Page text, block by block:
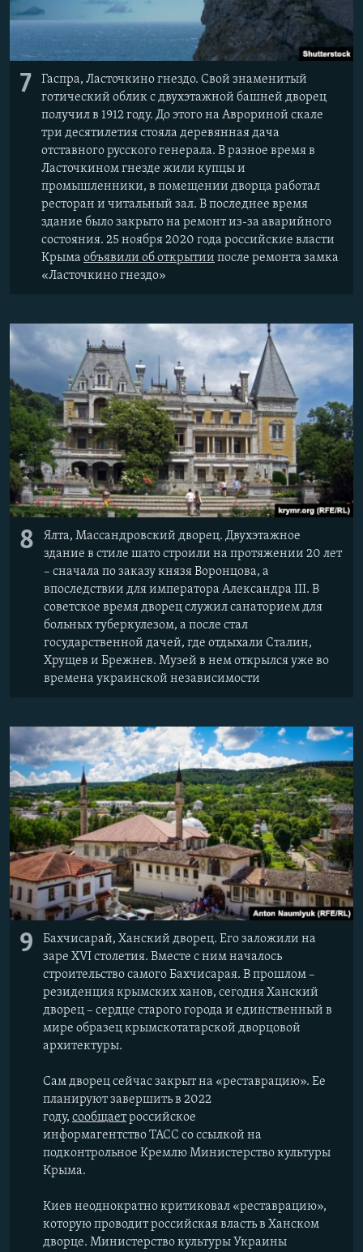
7
Гаспра, Ласточкино гнездо. Свой знаменитый
готический облик с двухэтажной башней дворец
получил в 1912 году. До этого на Аврориной скале
три десятилетия стояла деревянная дача
отставного русского генерала. В разное время в
Ласточкином гнезде жили купцы и
промышленники, в помещении дворца работал
ресторан и читальный зал. В последнее время
здание было закрыто на ремонт из-за аварийного
состояния. 25 ноября 2020 года российские власти
Крыма объявили об открытии после ремонта замка
«Ласточкино гнездо»
8
Ялта, Массандровский дворец. Двухэтажное
здание в стиле шато строили на протяжении 20 лет
– сначала по заказу князя Воронцова, а
впоследствии для императора Александра III. В
советское время дворец служил санаторием для
больных туберкулезом, а после стал
государственной дачей, где отдыхали Сталин,
Хрущев и Брежнев. Музей в нем открылся уже во
времена украинской независимости
9
Бахчисарай, Ханский дворец. Его заложили на
заре XVI столетия. Вместе с ним началось
строительство самого Бахчисарая. В прошлом –
резиденция крымских ханов, сегодня Ханский
дворец – сердце старого города и единственный в
мире образец крымскотатарской дворцовой
архитектуры.
Сам дворец сейчас закрыт на «реставрацию». Ее
планируют завершить в 2022
году, сообщаетроссийское
информагентство ТАСС со ссылкой на
подконтрольное Кремлю Министерство культуры
Крыма.
Киев неоднократно критиковал «реставрацию»,
которую проводит российская власть в Ханском
дворце. Министерство культуры Украины